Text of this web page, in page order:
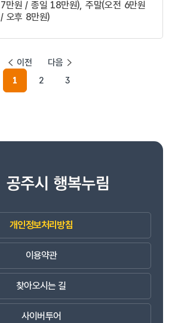
7만원 / 종일 18만원), 주말(오전 6만원
/ 오후 8만원)
이전
1
2 3
다음
개인정보처리방침
이용약관
찾아오시는 길
사이버투어